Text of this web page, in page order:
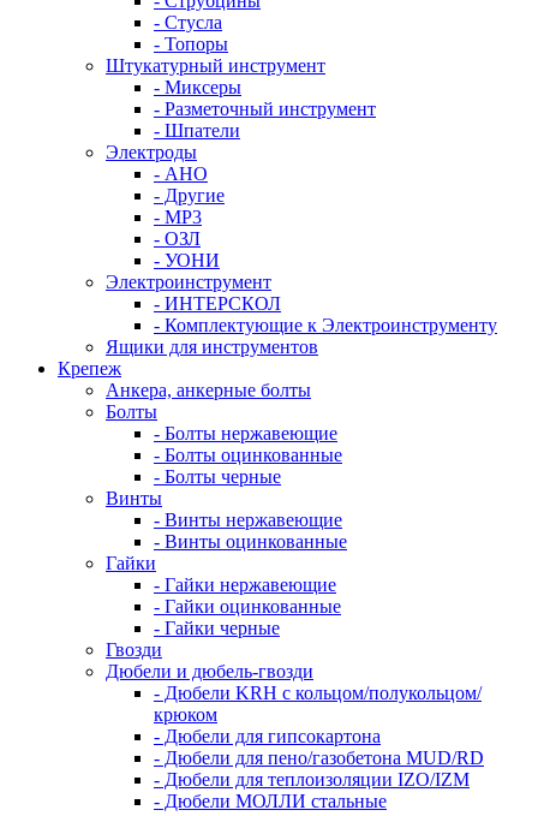
- Стусла
- Топоры
Штукатурный инструмент
- Миксеры
- Разметочный инструмент
- Шпатели
Электроды
- АНО
- Другие
- МР3
- ОЗЛ
- УОНИ
Электроинструмент
- ИНТЕРСКОЛ
- Комплектующие к Электроинструменту
Ящики для инструментов
Крепеж
Анкера, анкерные болты
Болты
- Болты нержавеющие
- Болты оцинкованные
- Болты черные
Винты
- Винты нержавеющие
- Винты оцинкованные
Гайки
- Гайки нержавеющие
- Гайки оцинкованные
- Гайки черные
Гвозди
Дюбели и дюбель-гвозди
- Дюбели KRH с кольцом/полукольцом/
крюком
- Дюбели для гипсокартона
- Дюбели для пено/газобетона MUD/RD
- Дюбели для теплоизоляции IZO/IZM
- Дюбели МОЛЛИ стальные